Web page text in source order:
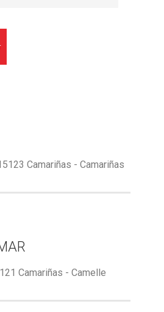
Camariñas - Camariñas
Camariñas - Camelle